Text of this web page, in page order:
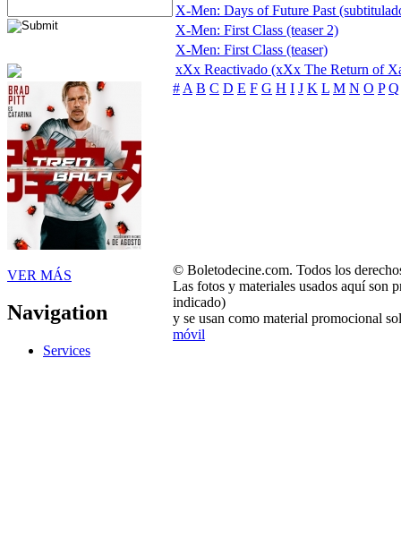
VER MÁS
Navigation
Services
X-Men: Days of Future Past
X-Men: First Class (teaser 2)
X-Men: First Class (teaser)
xXx Reactivado (xXx The Return of
#A B C D E F G H I J K L M N O P Q
© Boletodecine.com. Todos los
Las fotos y materiales usados aquí son
indicado)
y se usan como material promocional
móvil